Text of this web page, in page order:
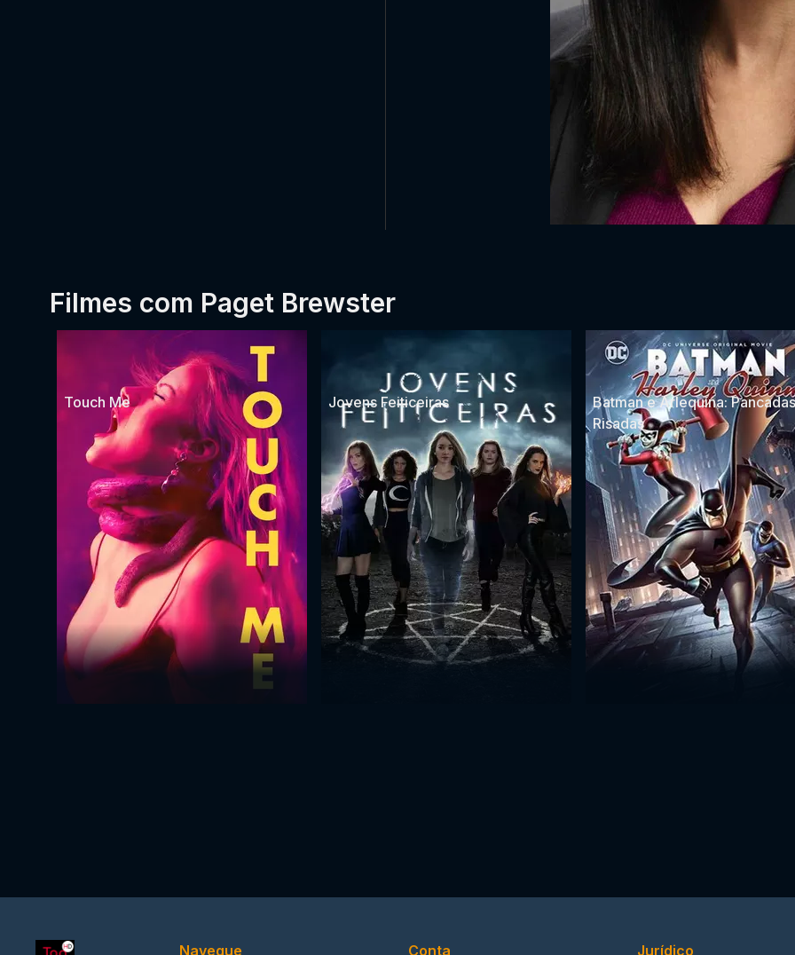
Filmes com Paget Brewster
Touch Me Jovens Feiticeiras
Batman e Arlequina:
Risadas
Navegue Conta Jurídico